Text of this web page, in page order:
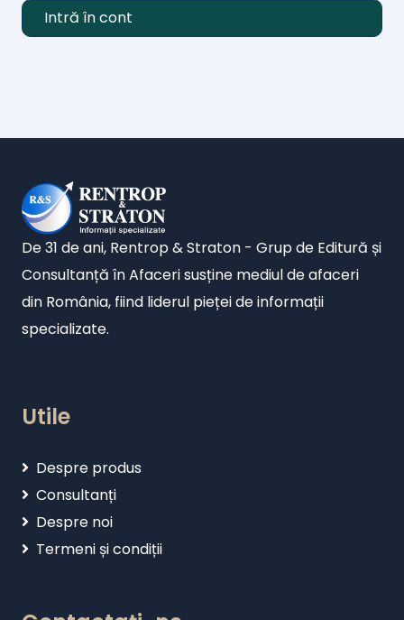
Intră în cont
De 31 de ani, Rentrop & Straton - Grup de Editură și
Consultanță în Afaceri susține mediul de afaceri
din România, fiind liderul pieței de informații
specializate.
Utile
Despre produs
Consultanți
Despre noi
Termeni și condiții